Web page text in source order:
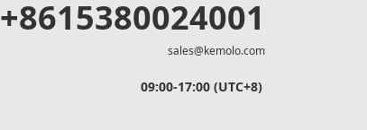
+8615380024001
sales@kemolo.com
09:00-17:00 (UTC+8)